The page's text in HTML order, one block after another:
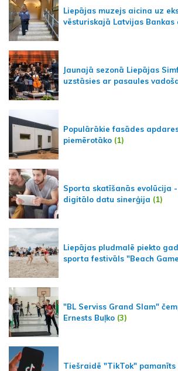
Liepājas muzejs aicina uz
vēsturiskajā Latvijas Bankas
Jaunajā sezonā Liepājas
uzstāsies ar pasaules
Populārākie fasādes
piemērotāko (1)
Sporta skatīšanās evolūcija
digitālo datu sinerģija (1)
Liepājas pludmalē piekto
sporta festivāls "Beach
"BL Serviss Grand Slam"
Ernests Buļko (3)
Tiešraidē "TikTok"